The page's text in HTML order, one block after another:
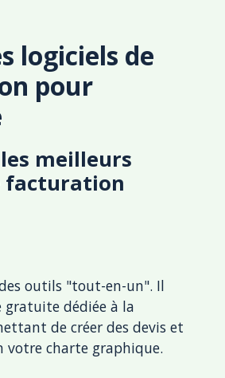
logiciels de
pour
meilleurs
facturation
outils "tout-en-un". Il
gratuite dédiée à la
de créer des devis et
votre charte graphique.